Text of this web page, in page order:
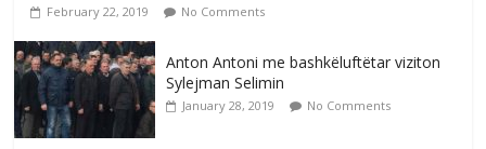
February 22, 2019 No Comments
Anton Antoni me bashkëluftëtar viziton
Sylejman Selimin
January 28, 2019 No Comments